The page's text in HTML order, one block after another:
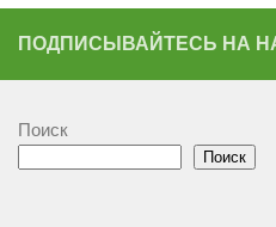
ПОДПИСЫВАЙТЕСЬ НА
Поиск
Поиск